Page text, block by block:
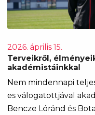
2026. április 15.
Terveikről,
akadémistáinkkal
Nem mindennapi
es válogatottjával
Bencze Lóránd és